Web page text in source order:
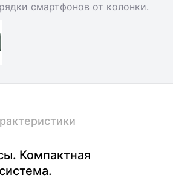
смартфонов от колонки.
Компактная